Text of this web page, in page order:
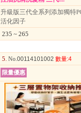
升級版三代全系列添加獨特
活化因子
235 ~ 265
5. No.00114101002 數量:4
限量優惠